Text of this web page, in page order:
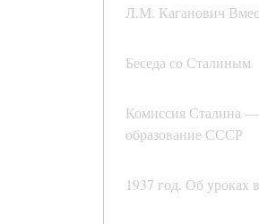
Л.М. Каганович
Беседа со Сталиным
Комиссия Сталина
образование СССР
1937 год. Об уроках